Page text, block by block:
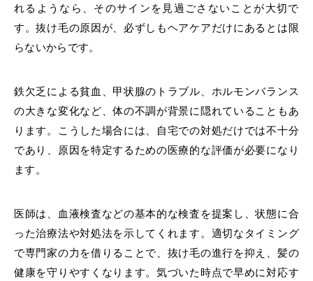
れるようなら、そのサインを見過ごさないことが大切で
す。抜け毛の原因が、必ずしもヘアケアだけにあるとは限
らないからです。
鉄欠乏による貧血、甲状腺のトラブル、ホルモンバランス
の大きな変化など、体の不調が背景に隠れていることもあ
ります。こうした場合には、自宅での対処だけでは不十分
であり、原因を特定するための医療的な評価が必要になり
ます。
医師は、血液検査などの基本的な検査を提案し、状態に合
った治療法や対処法を示してくれます。適切なタイミング
で専門家の力を借りることで、抜け毛の進行を抑え、髪の
健康を守りやすくなります。気づいた時点で早めに対応す